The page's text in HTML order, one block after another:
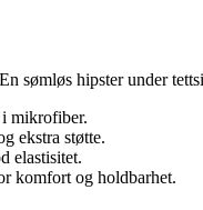
sømløs hipster under
i mikrofiber.
ekstra støtte.
elastisitet.
komfort og holdbarhet.